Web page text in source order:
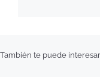
También te puede